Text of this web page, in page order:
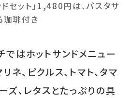
セット」1,480円は、パスタサ
珈琲付き
ではホットサンドメニュー
ネ、ピクルス、トマト、タマ
ズ、レタスとたっぷりの具